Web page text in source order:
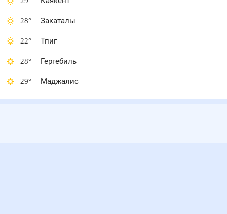
28° Закаталы
22° Тпиг
28° Гергебиль
29° Маджалис